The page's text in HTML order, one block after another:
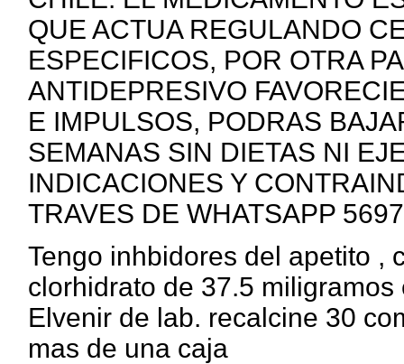
QUE ACTUA REGULANDO
ESPECIFICOS, POR OTRA
ANTIDEPRESIVO
E IMPULSOS, PODRAS
SEMANAS SIN DIETAS NI
INDICACIONES Y
TRAVES DE WHATSAPP
Tengo inhbidores del apetito ,
clorhidrato de 37.5
Elvenir de lab. recalcine 30
mas de una caja